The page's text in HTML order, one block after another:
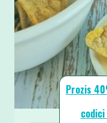
Prozis
codici